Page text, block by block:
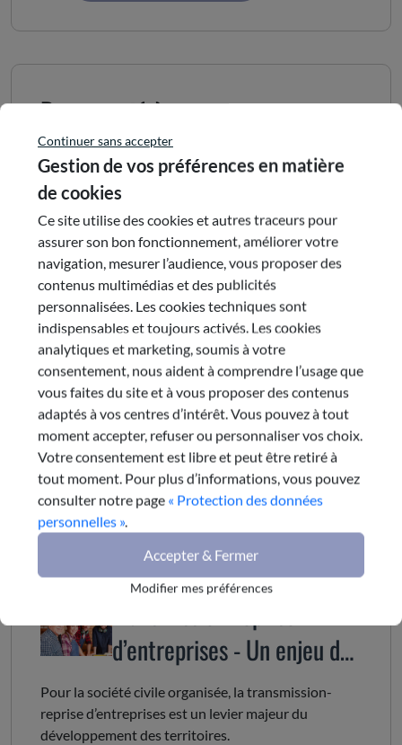
Document(s)
Rapport complet
Commission
Commission : 1
Activité économiques, emploi et innovation
Président :
Valérie-Anne JAVELLE
e-mail
Dernière publication de la
commission
25 novembre 2025
d’entreprises - Un enjeu de
dynamisation économique
et sociale du territoire
Pour la société civile organisée, la transmission-
reprise d’entreprises est un levier majeur du
développement des territoires.
Continuer sans accepter
Gestion de vos préférences en matière
de cookies
Ce site utilise des cookies et autres traceurs pour
assurer son bon fonctionnement, améliorer votre
navigation, mesurer l’audience, vous proposer des
contenus multimédias et des publicités
personnalisées. Les cookies techniques sont
indispensables et toujours activés. Les cookies
analytiques et marketing, soumis à votre
consentement, nous aident à comprendre l’usage que
vous faites du site et à vous proposer des contenus
adaptés à vos centres d’intérêt. Vous pouvez à tout
moment accepter, refuser ou personnaliser vos choix.
Votre consentement est libre et peut être retiré à
tout moment. Pour plus d’informations, vous pouvez
consulter notre page « Protection des données
personnelles ».
Accepter & Fermer
Modifier mes préférences